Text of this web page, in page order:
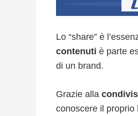
Lo “share” è
contenuti è parte
di un brand.
Grazie alla
conoscere il proprio